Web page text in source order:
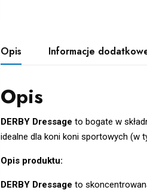
Opis Informacje
Opis
DERBY Dressage to bogate w
idealne dla koni koni sportowych (w
Opis produktu:
DERBY Dressage to